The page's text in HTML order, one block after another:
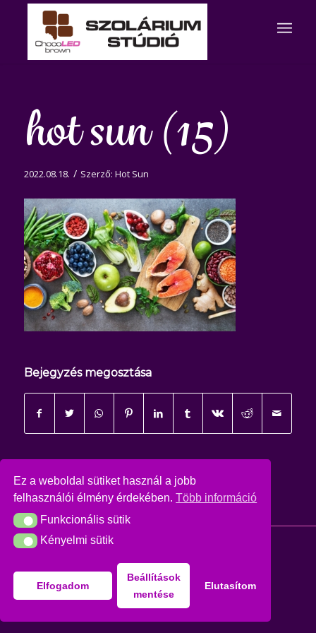
Ez a weboldal sütiket használ a jobb
felhasználói élmény érdekében.Több információ
Funkcionális sütik
Funkcionális sütik
Kényelmi sütik
Kényelmi sütik
Elfogadom
Beállítások
mentése
Elutasítom
hot sun (15)
2022.08.18. / Szerző: Hot Sun
Bejegyzés megosztása
© Copyright - Csoki Szoli Zugló